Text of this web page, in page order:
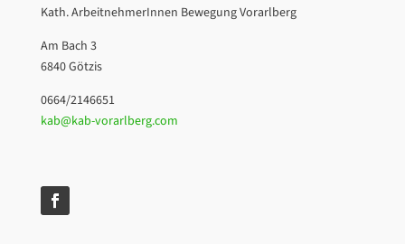
Kath. ArbeitnehmerInnen Bewegung Vorarlberg
Am Bach 3
6840 Götzis
0664/2146651
kab@kab-vorarlberg.com